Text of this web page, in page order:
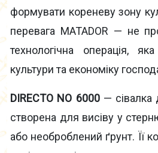
формувати кореневу зону
перевага MATADOR — не
технологічна операція,
культури та економіку
DIRECTO NO 6000— сівалка
створена для висіву у
або необроблений ґрунт. Її